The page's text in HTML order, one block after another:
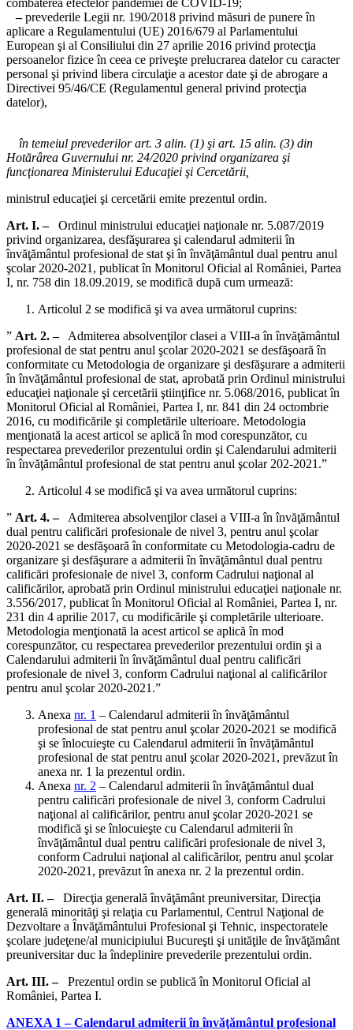
–prevederile Legii nr. 190/2018 privind măsuri de punere în
aplicare a Regulamentului (UE) 2016/679 al Parlamentului
European şi al Consiliului din 27 aprilie 2016 privind protecţia
persoanelor fizice în ceea ce priveşte prelucrarea datelor cu caracter
personal şi privind libera circulaţie a acestor date şi de abrogare a
Directivei 95/46/CE (Regulamentul general privind protecţia
datelor),
în temeiul prevederilor art. 3 alin. (1) şi art. 15 alin. (3) din
Hotărârea Guvernului nr. 24/2020 privind organizarea şi
funcţionarea Ministerului Educaţiei şi Cercetării,
ministrul educaţiei şi cercetării emite prezentul ordin.
Art. I. –Ordinul ministrului educaţiei naţionale nr. 5.087/2019
privind organizarea, desfăşurarea şi calendarul admiterii în
învăţământul profesional de stat şi în învăţământul dual pentru anul
şcolar 2020-2021, publicat în Monitorul Oficial al României, Partea
I, nr. 758 din 18.09.2019, se modifică după cum urmează:
Articolul 2 se modifică şi va avea următorul cuprins:
” Art. 2. –Admiterea absolvenţilor clasei a VIII-a în învăţământul
profesional de stat pentru anul şcolar 2020-2021 se desfăşoară în
conformitate cu Metodologia de organizare şi desfăşurare a admiterii
în învăţământul profesional de stat, aprobată prin Ordinul ministrului
educaţiei naţionale şi cercetării ştiinţifice nr. 5.068/2016, publicat în
Monitorul Oficial al României, Partea I, nr. 841 din 24 octombrie
2016, cu modificările şi completările ulterioare. Metodologia
menţionată la acest articol se aplică în mod corespunzător, cu
respectarea prevederilor prezentului ordin şi Calendarului admiterii
în învăţământul profesional de stat pentru anul şcolar 202-2021.”
Articolul 4 se modifică şi va avea următorul cuprins:
” Art. 4. –Admiterea absolvenţilor clasei a VIII-a în învăţământul
dual pentru calificări profesionale de nivel 3, pentru anul şcolar
2020-2021 se desfăşoară în conformitate cu Metodologia-cadru de
organizare şi desfăşurare a admiterii în învăţământul dual pentru
calificări profesionale de nivel 3, conform Cadrului naţional al
calificărilor, aprobată prin Ordinul ministrului educaţiei naţionale nr.
3.556/2017, publicat în Monitorul Oficial al României, Partea I, nr.
231 din 4 aprilie 2017, cu modificările şi completările ulterioare.
Metodologia menţionată la acest articol se aplică în mod
corespunzător, cu respectarea prevederilor prezentului ordin şi a
Calendarului admiterii în învăţământul dual pentru calificări
profesionale de nivel 3, conform Cadrului naţional al calificărilor
pentru anul şcolar 2020-2021.”
Anexa nr. 1 – Calendarul admiterii în învăţământul
profesional de stat pentru anul şcolar 2020-2021 se modifică
şi se înlocuieşte cu Calendarul admiterii în învăţământul
profesional de stat pentru anul şcolar 2020-2021, prevăzut în
anexa nr. 1 la prezentul ordin.
Anexa nr. 2 – Calendarul admiterii în învăţământul dual
pentru calificări profesionale de nivel 3, conform Cadrului
naţional al calificărilor, pentru anul şcolar 2020-2021 se
modifică şi se înlocuieşte cu Calendarul admiterii în
învăţământul dual pentru calificări profesionale de nivel 3,
conform Cadrului naţional al calificărilor, pentru anul şcolar
2020-2021, prevăzut în anexa nr. 2 la prezentul ordin.
Art. II. –Direcţia generală învăţământ preuniversitar, Direcţia
generală minorităţi şi relaţia cu Parlamentul, Centrul Naţional de
Dezvoltare a Învăţământului Profesional şi Tehnic, inspectoratele
şcolare judeţene/al municipiului Bucureşti şi unităţile de învăţământ
preuniversitar duc la îndeplinire prevederile prezentului ordin.
Art. III. –Prezentul ordin se publică în Monitorul Oficial al
României, Partea I.
ANEXA 1 – Calendarul admiterii în învăţământul profesional